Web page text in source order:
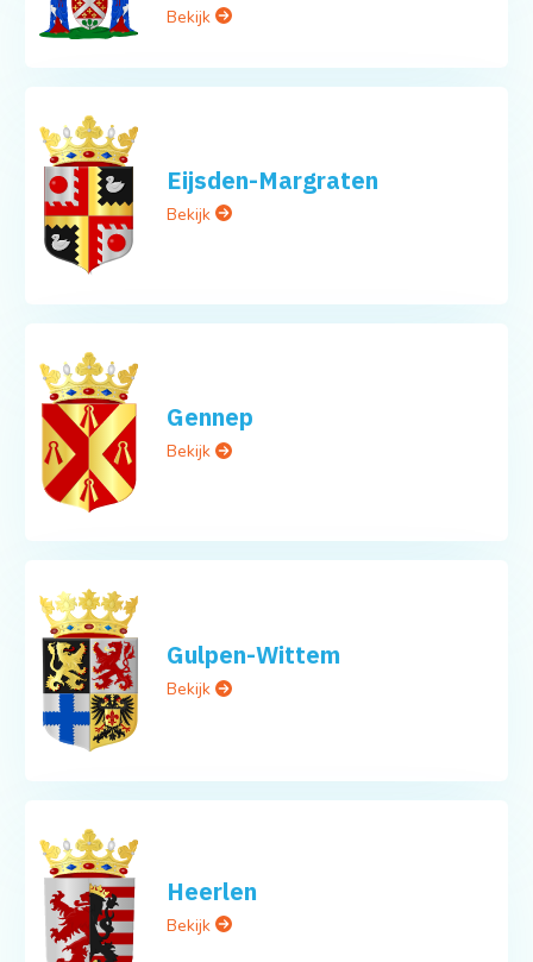
Bekijk
Eijsden-Margraten
Bekijk
Gennep
Bekijk
Gulpen-Wittem
Bekijk
Heerlen
Bekijk